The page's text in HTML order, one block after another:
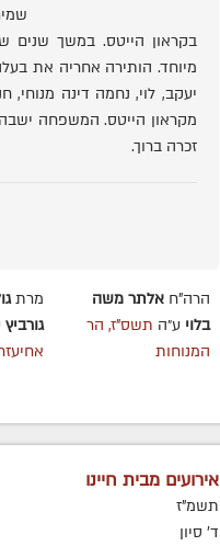
בקראון הייטס. במשך שנים
מיוחד. הותירה אחריה את
יעקב, לוי, נחמה דינה מנוחי,
מקראון הייטס. המשפחה
זכרה ברוך.
הרה"חאלתר משה
בלוי ע״ה תשס"ז, הר
המנוחות
מרת
גורביץ
אירועים מבית חיינו
תשמ"ז
ד' סיון